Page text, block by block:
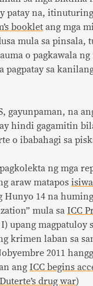
patay na,
booklet ang mga
mula sa pinsala,
o pagkawala ng
pagpatay sa
gayunpaman, na
hindi gagamitin
o ibabahagi sa
ng mga
araw matapos
Hunyo 14 na
mula saICC
I) upang magpatuloy
krimen laban sa
2011
angICC begins
drug war)